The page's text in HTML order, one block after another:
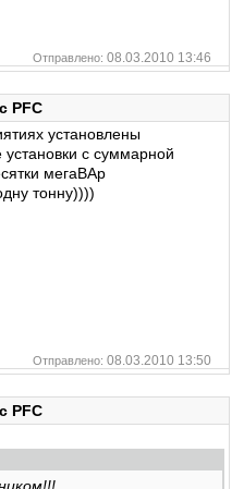
Отправлено: 08.03.2010 13:46
PFC
установлены
установки с суммарной
мегаВАр
тонну))))
Отправлено: 08.03.2010 13:50
PFC